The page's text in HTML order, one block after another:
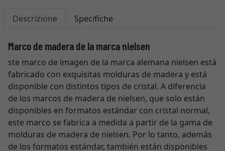
Descrizione Specifiche
Marco de madera de la marca nielsen
ste marco de imagen de la marca alemana nielsen está
fabricado con exquisitas molduras de madera y está
disponible con distintos tipos de cristal. A diferencia
de los marcos de madera de nielsen, que solo están
disponibles en formatos estándar con cristal normal,
este marco se fabrica a medida a partir de la gama de
molduras de madera de nielsen. Por lo tanto, además
de los formatos estándar, también están disponibles